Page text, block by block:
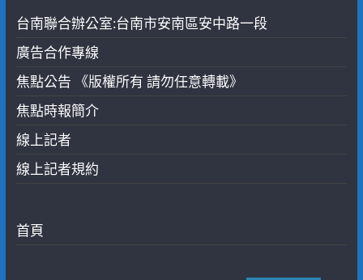
台南聯合辦公室:台南市安南區安中路一段
廣告合作專線
焦點公告 《版權所有 請勿任意轉載》
焦點時報簡介
線上記者
線上記者規約
首頁